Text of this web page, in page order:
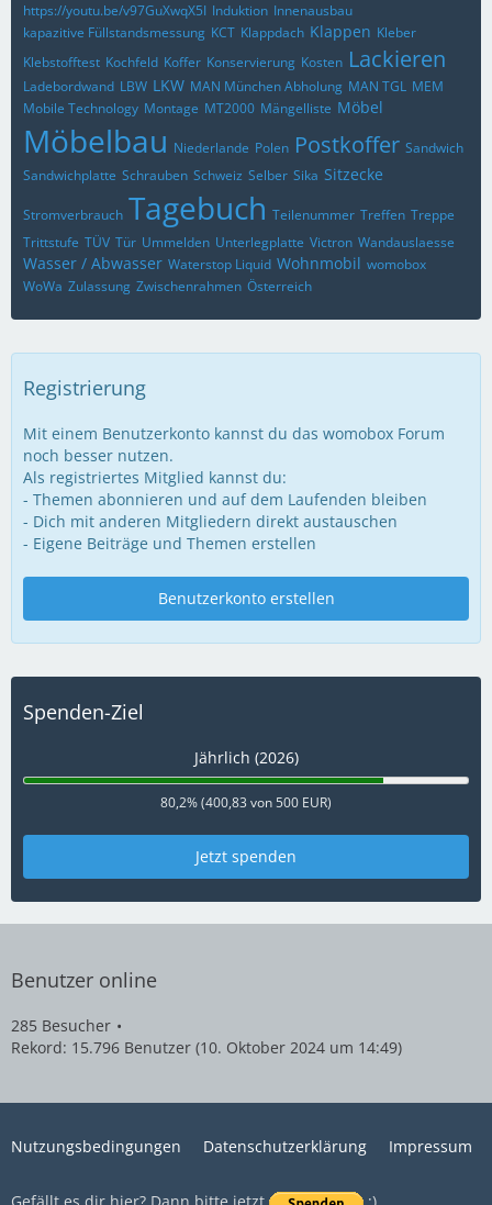
https://youtu.be/v97GuXwqX5I Induktion Innenausbau
kapazitive Füllstandsmessung KCT Klappdach Klappen Kleber
Klebstofftest Kochfeld Koffer Konservierung Kosten Lackieren
Ladebordwand LBW LKW MAN München Abholung MAN TGL MEM
Mobile Technology Montage MT2000 Mängelliste Möbel
Möbelbau Niederlande Polen Postkoffer Sandwich
Sandwichplatte Schrauben Schweiz Selber Sika Sitzecke
Stromverbrauch Tagebuch Teilenummer Treffen Treppe
Trittstufe TÜV Tür Ummelden Unterlegplatte Victron Wandauslaesse
Wasser / Abwasser Waterstop Liquid Wohnmobil womobox
WoWa Zulassung Zwischenrahmen Österreich
Registrierung
Mit einem Benutzerkonto kannst du das womobox Forum
noch besser nutzen.
Als registriertes Mitglied kannst du:
- Themen abonnieren und auf dem Laufenden bleiben
- Dich mit anderen Mitgliedern direkt austauschen
- Eigene Beiträge und Themen erstellen
Benutzerkonto erstellen
Spenden-Ziel
Jährlich (2026)
80,2% (400,83 von 500 EUR)
Jetzt spenden
Benutzer online
285 Besucher
Rekord: 15.796 Benutzer (10. Oktober 2024 um 14:49)
Nutzungsbedingungen Datenschutzerklärung Impressum